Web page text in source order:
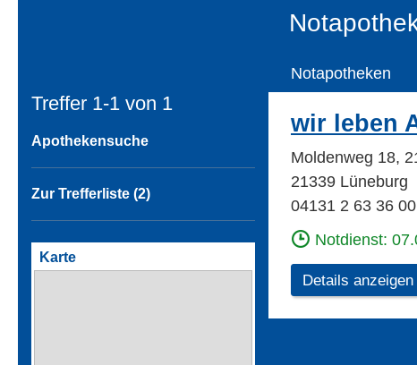
Treffer 1-1 von 1
Apothekensuche
Zur Trefferliste (2)
Notapotheken
wir leben
Moldenweg 18,
21339 Lüneburg
04131 2 63 36 00
Notdienst:
Details anzeigen
Karte